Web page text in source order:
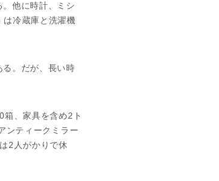
他に時計、ミシ
冷蔵庫と洗濯機
。だが、長い時
箱、家具を含め2ト
ンティークミラー
2人がかりで休